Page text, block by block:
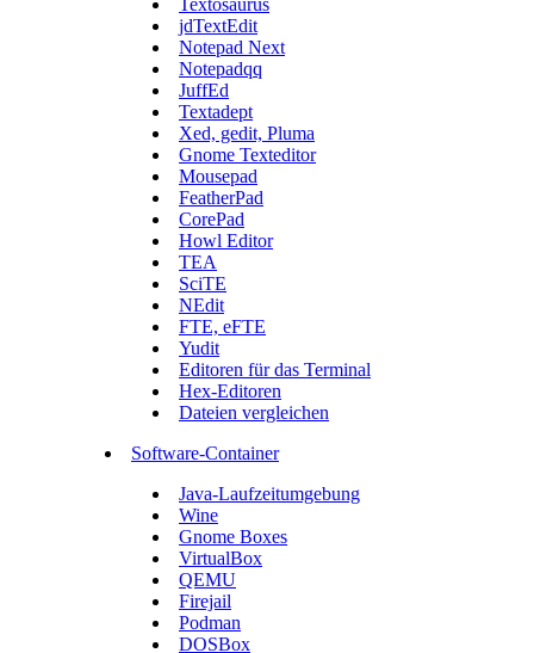
Textosaurus
jdTextEdit
Notepad Next
Notepadqq
JuffEd
Textadept
Xed, gedit, Pluma
Gnome Texteditor
Mousepad
FeatherPad
CorePad
Howl Editor
TEA
SciTE
NEdit
FTE, eFTE
Yudit
Editoren für das Terminal
Hex-Editoren
Dateien vergleichen
Software-Container
Java-Laufzeitumgebung
Wine
Gnome Boxes
VirtualBox
QEMU
Firejail
Podman
DOSBox